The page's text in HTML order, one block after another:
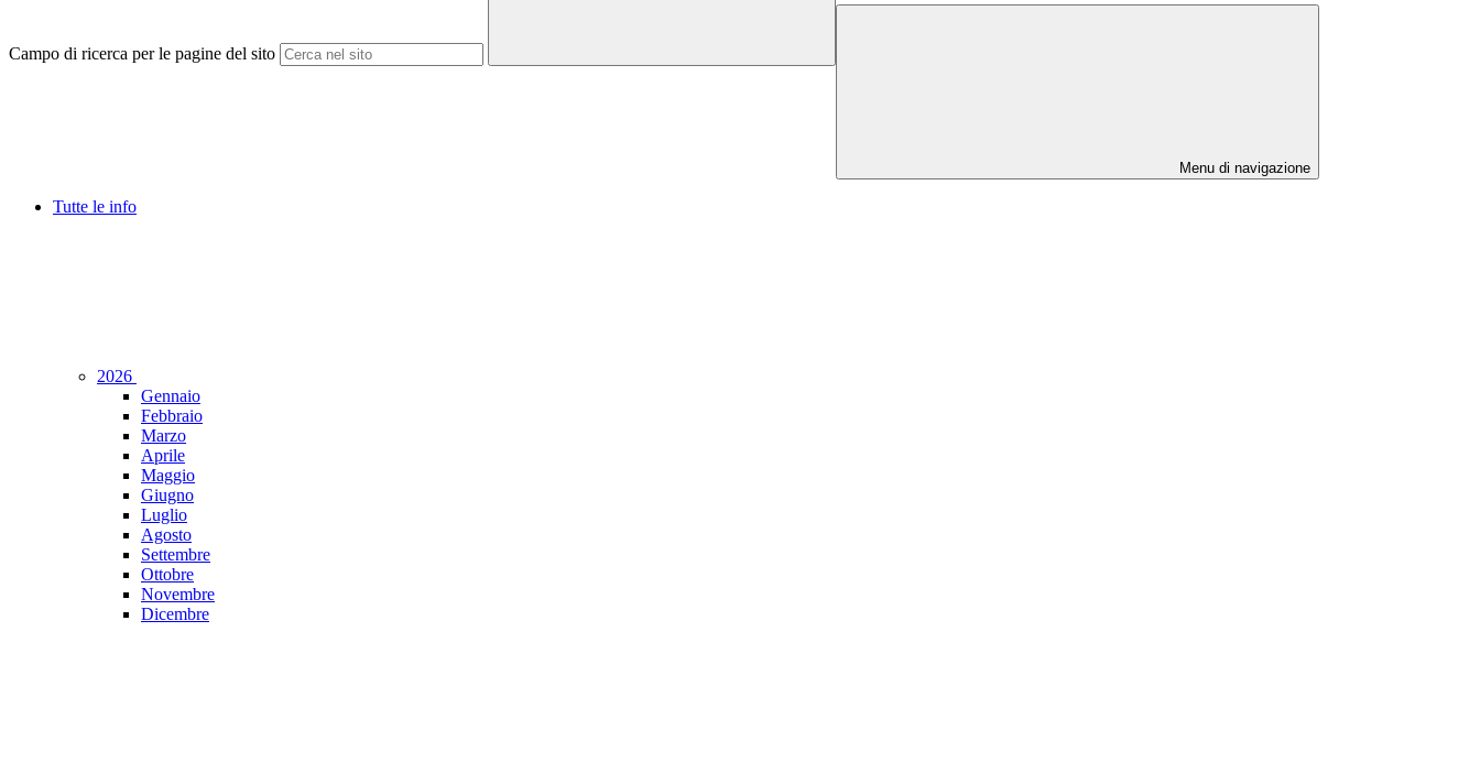
Campo di ricerca per le pagine del sito
Menu di navigazione
Tutte le info
2026
Gennaio
Febbraio
Marzo
Aprile
Maggio
Giugno
Luglio
Agosto
Settembre
Ottobre
Novembre
Dicembre